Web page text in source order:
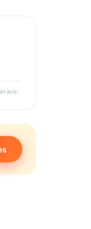
avis